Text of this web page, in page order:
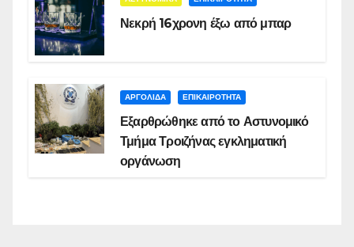
Νεκρή 16χρονη έξω από μπαρ
ΑΡΓΟΛΙΔΑ ΕΠΙΚΑΙΡΟΤΗΤΑ
Εξαρθρώθηκε από το Αστυνομικό
Τμήμα Τροιζήνας εγκληματική
οργάνωση